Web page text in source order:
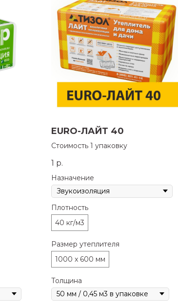
EURO-ЛАЙТ 40
Стоимость 1 упаковку
1 р.
Назначение
Плотность
40 кг/м3
Размер утеплителя
1000 x 600 мм
Толщина